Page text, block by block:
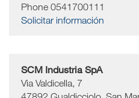
Phone 0541700111
Solicitar información
SCM Industria SpA
Via Valdicella, 7